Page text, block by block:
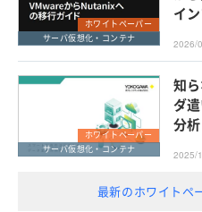
ホワイトペーパー
サーバ仮想化・コンテナ
イ
2026/
ホワイトペーパー
サーバ仮想化・コンテナ
知
ダ
分
2025/
最新のホワイトペ